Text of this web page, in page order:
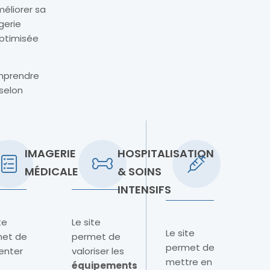
sa
de
IMAGERIE
MÉDICALE
Le site
permet de
valoriser les
équipements
HOSPITALISATION
& SOINS
INTENSIFS
Le site
permet de
mettre en